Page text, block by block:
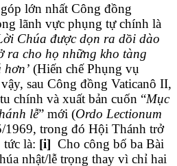
lớn nhất Công đồng
lãnh vực phụng tự chính là
Chúa được dọn ra dồi dào
ra cho họ những kho tàng
(Hiến chế Phụng vụ
sau Công đồng Vaticanô II,
chính và xuất bản cuốn “Mục
lễ” mới (Ordo Lectionum
1969, trong đó Hội Thánh trở
là: [i] Cho công bố ba Bài
nhật/lễ trọng thay vì chỉ hai